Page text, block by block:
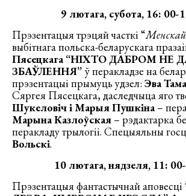
9 лютага, субота, 16: 00-
Прэзентацыя трэцяй часткі “Менскай
выбітнага польска-беларускага
Пясецкага “НІХТО ДАБРОМ НЕ
ЗБАЎЛЕННЯ” ў перакладзе на
прэзентацыі прымуць удзел: Эва
Сяргея Пясецкага, даследчыца яго
Шукеловіч і Марыя Пушкіна–
Марына Казлоўская – рэдактарка
перакладу трылогіі. Спецыяльны
Вольскі.
10 лютага, нядзеля, 11:
Прэзентацыя фантастычнай аповесці